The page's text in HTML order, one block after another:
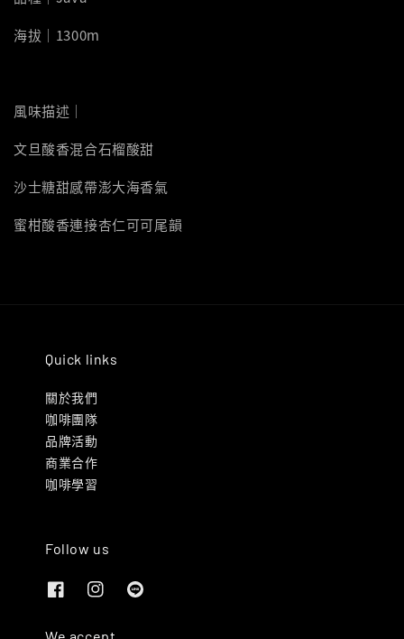
海拔｜1300m
風味描述｜
文旦酸香混合石榴酸甜
沙士糖甜感帶澎大海香氣
蜜柑酸香連接杏仁可可尾韻
Quick links
關於我們
咖啡團隊
品牌活動
商業合作
咖啡學習
Follow us
We accept